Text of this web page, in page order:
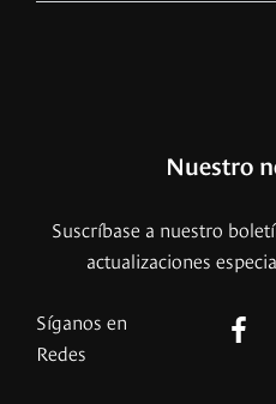
Nuestro
Suscríbase a nuestro
actualizaciones
Síganos en
Redes